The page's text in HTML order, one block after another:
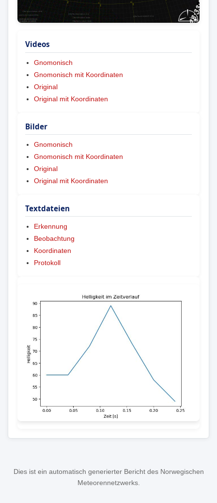
Videos
Gnomonisch
Gnomonisch mit Koordinaten
Original
Original mit Koordinaten
Bilder
Gnomonisch
Gnomonisch mit Koordinaten
Original
Original mit Koordinaten
Textdateien
Erkennung
Beobachtung
Koordinaten
Protokoll
Dies ist ein automatisch generierter Bericht des Norwegischen
Meteorennetzwerks.